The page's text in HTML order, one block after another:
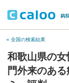
« 全国の検索結果
和歌山県の
門外来のあ